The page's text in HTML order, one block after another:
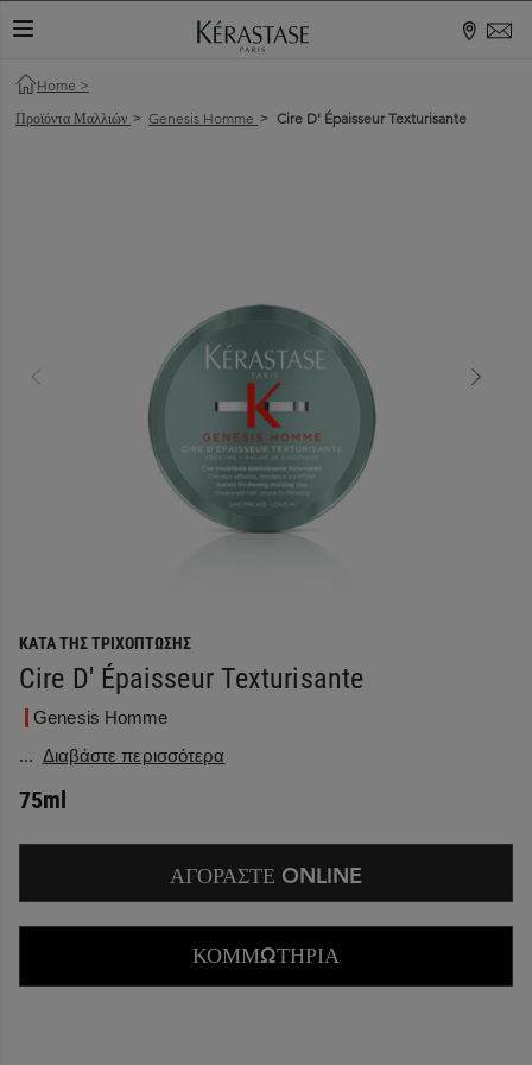
ΕΝΑΛΛΑΓΉ ΠΕΡΙΉΓΗΣΗΣ
Home >
Προϊόντα Μαλλιών > Genesis Homme > Cire D' Épaisseur Texturisante
ΚΑΤΆ ΤΗΣ ΤΡΙΧΌΠΤΩΣΗΣ
Cire D' Épaisseur Texturisante
Genesis Homme
... Διαβάστε περισσότερα
75ml
ΑΓΟΡΑΣΤΕ ONLINE
ΚΟΜΜΩΤΗΡΙΑ